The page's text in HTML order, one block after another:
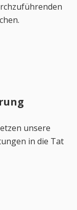
unsere
in die Tat